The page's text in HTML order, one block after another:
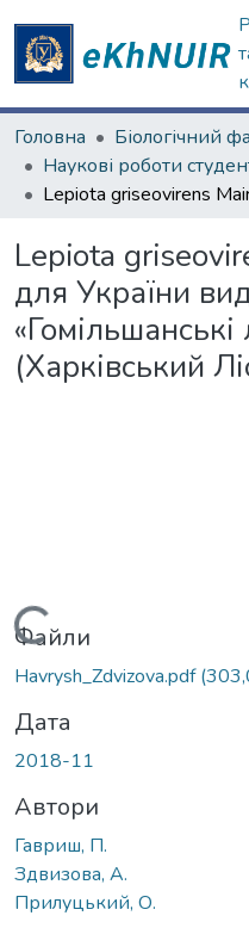
Головна
Біологічний
Lepiota
для України
«Гомільшанські
(Харківський
Вантажиться...
Файли
Havrysh_Zdvizova.pdf
Дата
2018-11
Автори
Гавриш, П.
Здвизова, А.
Прилуцький, О.